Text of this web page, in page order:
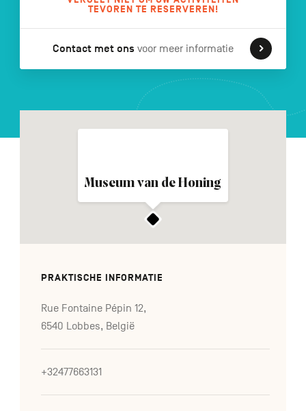
secondaire
TEVOREN TE RESERVEREN!
Contact met ons voor meer informatie
Museum van de Honing
PRAKTISCHE INFORMATIE
Rue Fontaine Pépin 12,
6540 Lobbes, België
+32477663131